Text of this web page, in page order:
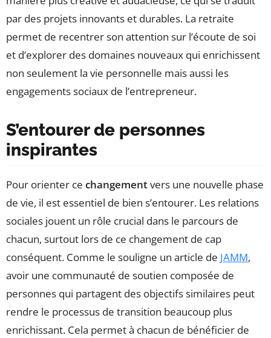
par des projets innovants et durables. La retraite
permet de recentrer son attention sur l’écoute de soi
et d’explorer des domaines nouveaux qui enrichissent
non seulement la vie personnelle mais aussi les
engagements sociaux de l’entrepreneur.
S’entourer de personnes
inspirantes
Pour orienter ce changementvers une nouvelle phase
de vie, il est essentiel de bien s’entourer. Les relations
sociales jouent un rôle crucial dans le parcours de
chacun, surtout lors de ce changement de cap
conséquent. Comme le souligne un article de JAMM,
avoir une communauté de soutien composée de
personnes qui partagent des objectifs similaires peut
rendre le processus de transition beaucoup plus
enrichissant. Cela permet à chacun de bénéficier de